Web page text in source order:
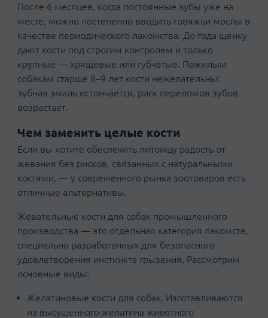
После 6 месяцев, когда постоянные зубы уже на
месте, можно постепенно вводить говяжьи мослы в
качестве периодического лакомства. До года щенку
дают кости под строгим контролем и только
крупные — хрящевые или губчатые. Пожилым
собакам старше 8–9 лет кости нежелательны:
зубная эмаль истончается, риск переломов зубов
возрастает.
Чем заменить целые кости
Если вы хотите обеспечить питомцу радость от
жевания без рисков, связанных с натуральными
костями, — у современного рынка зоотоваров есть
отличные альтернативы.
Жевательные кости для собак промышленного
производства — это отдельная категория лакомств,
специально разработанных для безопасного
удовлетворения инстинкта грызения. Рассмотрим
основные виды:
Желатиновые кости для собак. Изготавливаются
из высушенного желатина животного